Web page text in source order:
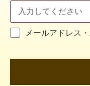
メールアドレス